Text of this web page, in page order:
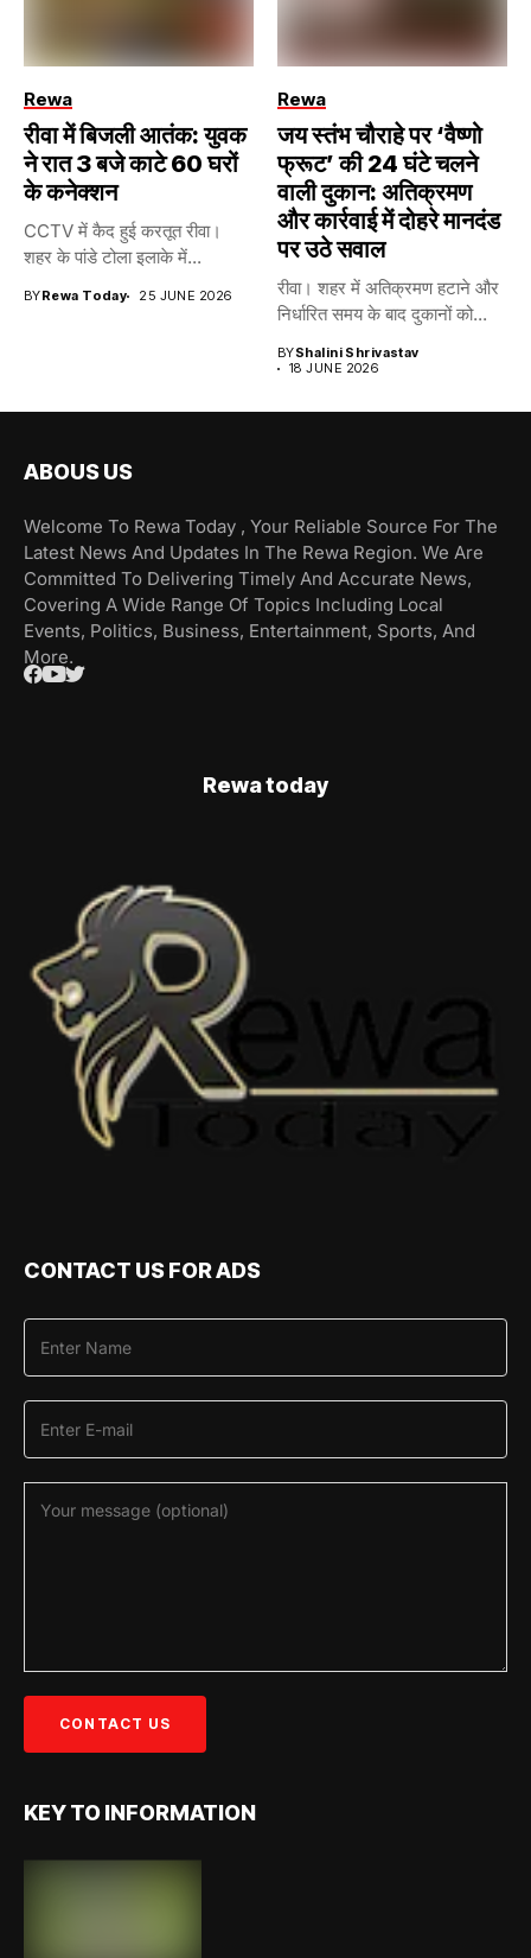
Rewa
रीवा में बिजली आतंक: युवक
ने रात 3 बजे काटे 60 घरों
के कनेक्शन
CCTV में कैद हुई करतूत रीवा।
शहर के पांडे टोला इलाके में...
BYRewa Today 25 JUNE 2026
Rewa
जय स्तंभ चौराहे पर ‘वैष्णो
फ्रूट’ की 24 घंटे चलने
वाली दुकान: अतिक्रमण
और कार्रवाई में दोहरे मानदंड
पर उठे सवाल
रीवा। शहर में अतिक्रमण हटाने और
निर्धारित समय के बाद दुकानों को...
BYShalini Shrivastav
18 JUNE 2026
ABOUS US
Welcome To Rewa Today , Your Reliable Source For The
Latest News And Updates In The Rewa Region. We Are
Committed To Delivering Timely And Accurate News,
Covering A Wide Range Of Topics Including Local
Events, Politics, Business, Entertainment, Sports, And
More.
Rewa today
CONTACT US FOR ADS
KEY TO INFORMATION